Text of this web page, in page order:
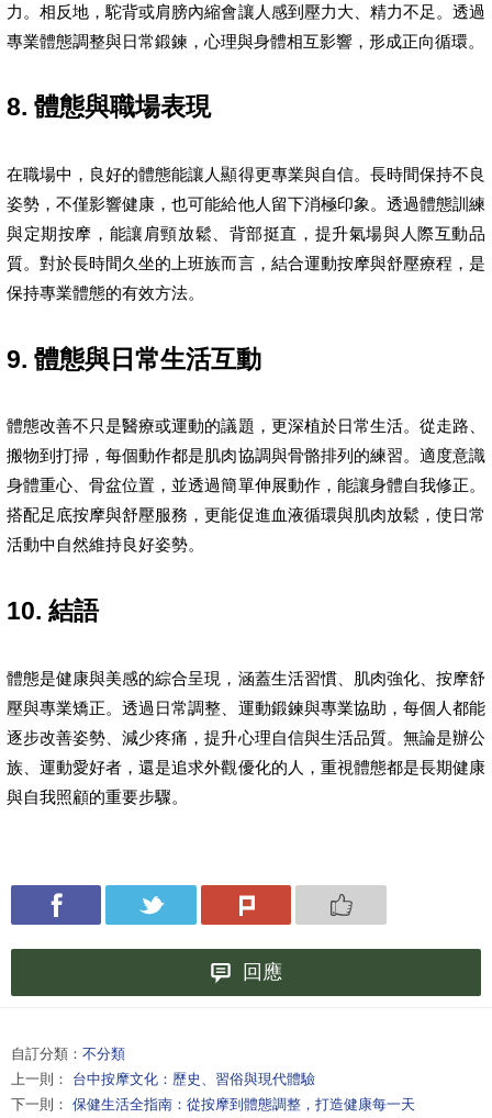
力。相反地，駝背或肩膀內縮會讓人感到壓力大、精力不足。透過
專業體態調整與日常鍛鍊，心理與身體相互影響，形成正向循環。
8. 體態與職場表現
在職場中，良好的體態能讓人顯得更專業與自信。長時間保持不良
姿勢，不僅影響健康，也可能給他人留下消極印象。透過體態訓練
與定期按摩，能讓肩頸放鬆、背部挺直，提升氣場與人際互動品
質。對於長時間久坐的上班族而言，結合運動按摩與舒壓療程，是
保持專業體態的有效方法。
9. 體態與日常生活互動
體態改善不只是醫療或運動的議題，更深植於日常生活。從走路、
搬物到打掃，每個動作都是肌肉協調與骨骼排列的練習。適度意識
身體重心、骨盆位置，並透過簡單伸展動作，能讓身體自我修正。
搭配足底按摩與舒壓服務，更能促進血液循環與肌肉放鬆，使日常
活動中自然維持良好姿勢。
10. 結語
體態是健康與美感的綜合呈現，涵蓋生活習慣、肌肉強化、按摩舒
壓與專業矯正。透過日常調整、運動鍛鍊與專業協助，每個人都能
逐步改善姿勢、減少疼痛，提升心理自信與生活品質。無論是辦公
族、運動愛好者，還是追求外觀優化的人，重視體態都是長期健康
與自我照顧的重要步驟。
回應
自訂分類： 不分類
上一則： 台中按摩文化：歷史、習俗與現代體驗
下一則： 保健生活全指南：從按摩到體態調整，打造健康每一天